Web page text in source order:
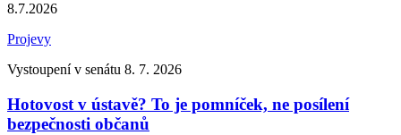
8.7.2026
Projevy
Vystoupení v senátu 8. 7. 2026
Hotovost v ústavě? To je pomníček, ne posílení
bezpečnosti občanů